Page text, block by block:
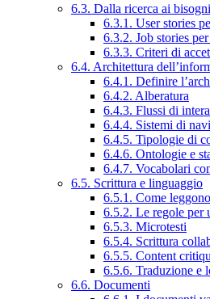
6.3. Dalla ricerca ai
6.3.1. User stories
6.3.2. Job stories
6.3.3. Criteri di
6.4. Architettura
6.4.1. Definire
6.4.2. Alberatura
6.4.3. Flussi di
6.4.4. Sistemi di
6.4.5. Tipologie di
6.4.6. Ontologie e
6.4.7. Vocabolari
6.5. Scrittura e linguaggio
6.5.1. Come
6.5.2. Le regole per
6.5.3. Microtesti
6.5.4. Scrittura
6.5.5. Content
6.5.6. Traduzione e
6.6. Documenti